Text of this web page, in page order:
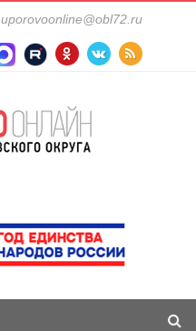
uporovoonline@obl72.ru